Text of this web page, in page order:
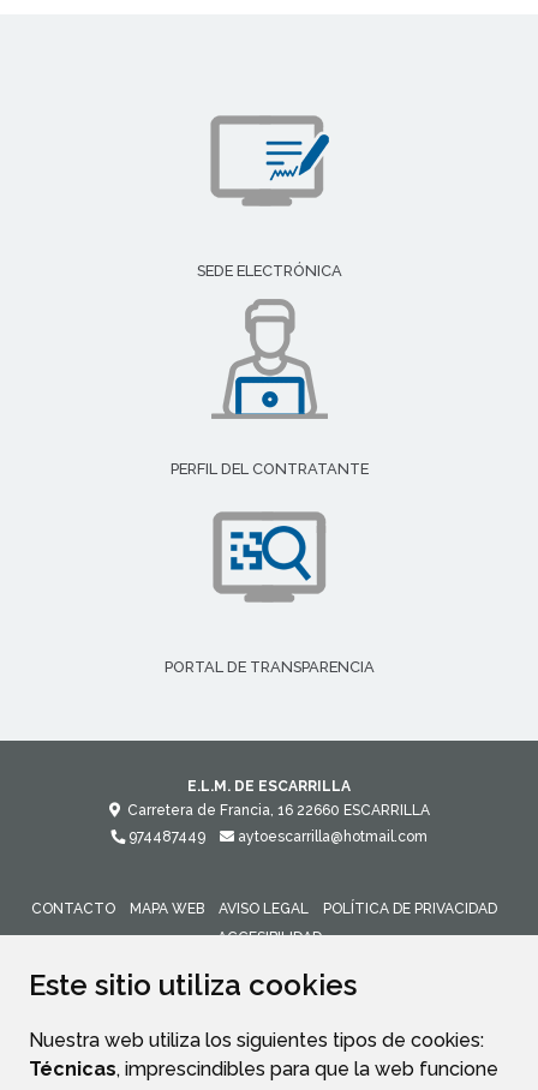
Este sitio utiliza cookies
Nuestra web utiliza los siguientes tipos de cookies:
Técnicas, imprescindibles para que la web funcione
SEDE ELECTRÓNICA
PERFIL DEL CONTRATANTE
PORTAL DE TRANSPARENCIA
E.L.M. DE ESCARRILLA
Carretera de Francia, 16 22660 ESCARRILLA
974487449
aytoescarrilla@hotmail.com
CONTACTO MAPA WEB AVISO LEGAL
POLÍTICA DE PRIVACIDAD
ACCESIBILIDAD